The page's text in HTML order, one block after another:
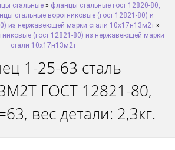
стальные » фланцы стальные гост 12820-80,
стальные воротниковые (гост 12821-80) и
из нержавеющей марки стали 10х17н13м2т»
(гост 12821-80) из нержавеющей марки
стали 10х17н13м2т
1-25-63 сталь
ГОСТ 12821-80,
вес детали: 2,3кг.